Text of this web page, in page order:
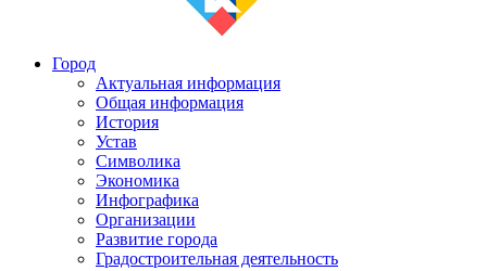
Город
Актуальная информация
Общая информация
История
Устав
Символика
Экономика
Инфографика
Организации
Развитие города
Градостроительная деятельность